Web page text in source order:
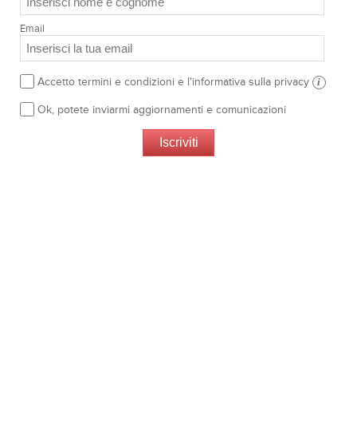
Email
Accetto termini e condizioni e l'informativa sulla privacy i
Ok, potete inviarmi aggiornamenti e comunicazioni